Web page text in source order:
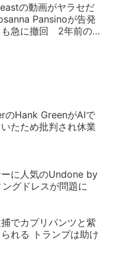
の動画がヤラセだ
Pansinoが告発
も急に撤回 2年前の
のHank GreenがAIで
たため批判され休業
に人気のUndone by
グドレスが問題に
でカプリパンツと紫
れる トランプは助け